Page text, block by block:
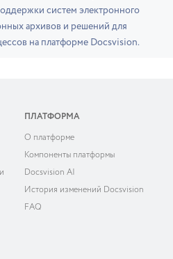
систем электронного
архивов и решений для
на платформе Docsvision.
ПЛАТФОРМА
О платформе
Компоненты платформы
Docsvision AI
История изменений Docsvision
FAQ